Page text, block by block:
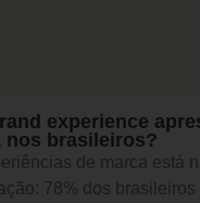
experience
nos brasileiros?
de marca está
78% dos brasileiros